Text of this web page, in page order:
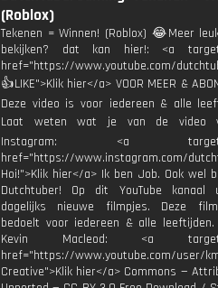
(Roblox)
Tekenen = Winnen! (Roblox) 😂Meer
bekijken? dat kan hier!: <a
href="https://www.youtube.com/
👍LIKE">Klik hier</a> VOOR MEER &
Deze video is voor iedereen & alle
Laat weten wat je van de video
Instagram: <a
href="https://www.instagram.com/
Hoi!">Klik hier</a> Ik ben Job. Ook wel
Dutchtuber! Op dit YouTube kanaal
dagelijks nieuwe filmpjes. Deze
bedoelt voor iedereen & alle
Kevin Macleod: <a
href="https://www.youtube.com/user/
Creative">Klik hier</a> Commons —